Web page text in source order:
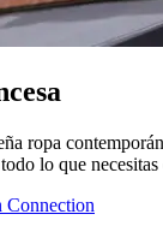
ropa
lo que
Connection